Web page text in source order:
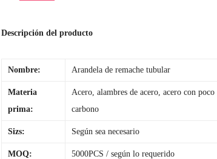
Descripción del producto
Nombre: Arandela de remache tubular
Materia
prima:
Acero, alambres de acero, acero con poco
carbono
Sizs: Según sea necesario
MOQ: 5000PCS / según lo requerido